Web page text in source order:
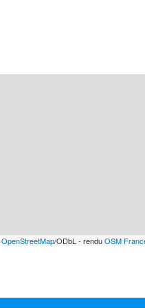
OpenStreetMap/ODbL - renduOSM